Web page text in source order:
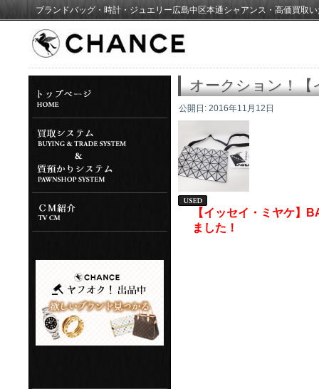
ブランドバッグ・時計・ジュエリー広島中区本通シャアンス・高価買取
オークション！
公開日: 2016年11月12日
【イッセイ・ミヤケ】
ました！